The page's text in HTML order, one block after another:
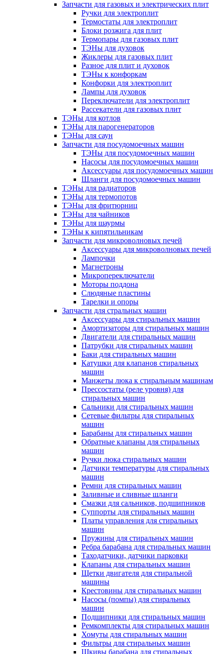
Запчасти для газовых и электрических плит
Ручки для электроплит
Термостаты для электроплит
Блоки розжига для плит
Термопары для газовых плит
ТЭНы для духовок
Жиклеры для газовых плит
Разное для плит и духовок
ТЭНы к конфоркам
Конфорки для электроплит
Лампы для духовок
Переключатели для электроплит
Рассекатели для газовых плит
ТЭНы для котлов
ТЭНы для парогенераторов
ТЭНы для саун
Запчасти для посудомоечных машин
ТЭНы для посудомоечных машин
Насосы для посудомоечных машин
Аксессуары для посудомоечных машин
Шланги для посудомоечных машин
ТЭНы для радиаторов
ТЭНы для термопотов
ТЭНы для фритюрниц
ТЭНы для чайников
ТЭНы для шаурмы
ТЭНы к кипятильникам
Запчасти для микроволновых печей
Аксессуары для микроволновых печей
Лампочки
Магнетроны
Микропереключатели
Моторы поддона
Слюдяные пластины
Тарелки и опоры
Запчасти для стральных машин
Аксессуары для стиральных машин
Амортизаторы для стиральных машин
Двигатели для стиральных машин
Патрубки для стиральных машин
Баки для стиральных машин
Катушки для клапанов стиральных
машин
Манжеты люка к стиральным машинам
Прессостаты (реле уровня) для
стиральных машин
Сальники для стиральных машин
Сетевые фильтры для стиральных
машин
Барабаны для стиральных машин
Обратные клапаны для стиральных
машин
Ручки люка стиральных машин
Датчики температуры для стиральных
машин
Ремни для стиральных машин
Заливные и сливные шланги
Смазки для сальников, подшипников
Суппорты для стиральных машин
Платы управления для стиральных
машин
Пружины для стиральных машин
Ребра барабана для стиральных машин
Таходатчики, датчики парковки
Клапаны для стиральных машин
Щетки двигателя для стиральной
машины
Крестовины для стиральных машин
Насосы (помпы) для стиральных
машин
Подшипники для стиральных машин
Ремкомплекты для стиральных машин
Хомуты для стиральных машин
Фильтры для стиральных машин
Шкивы барабана для стиральных